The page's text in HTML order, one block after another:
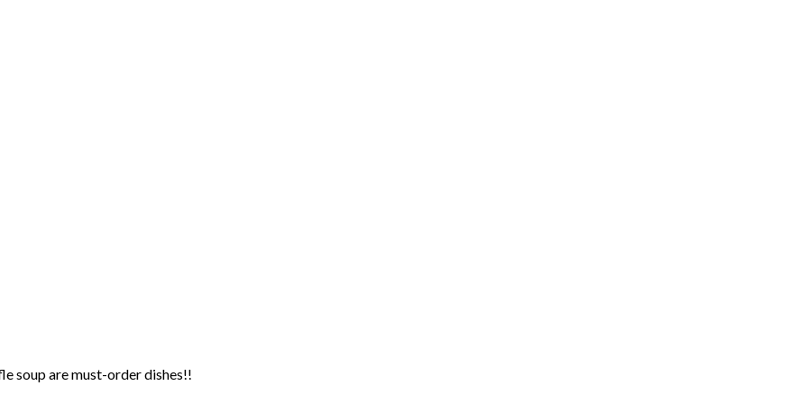
soup are must-order dishes!!